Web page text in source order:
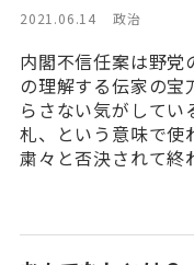
2021.06.14 政治
内閣不信任案は野党
の理解する伝家の宝
らさない気がしてい
札、という意味で使
粛々と否決されて